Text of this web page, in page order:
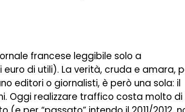
francese leggibile solo a
di utili). La verità, cruda e amara,
editori o giornalisti, è però una sola: il
Oggi realizzare traffico costa molto di